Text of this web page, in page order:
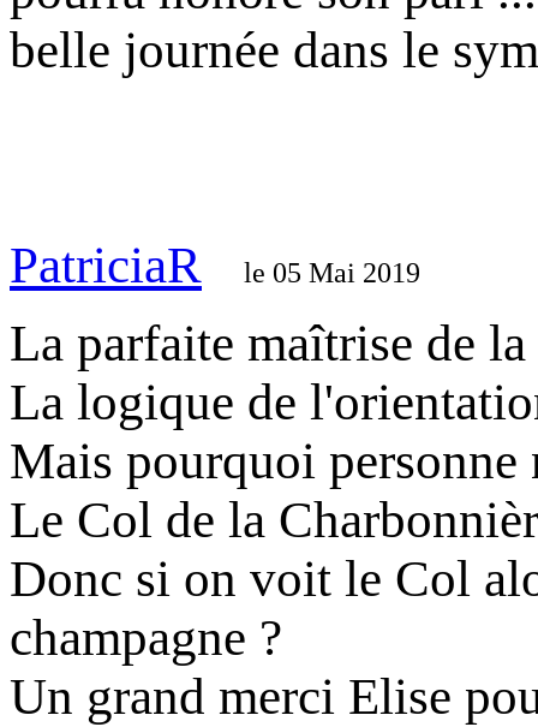
belle journée dans le
PatriciaR le 05 Mai 2019
La parfaite maîtrise de
La logique de
Mais pourquoi
Le Col de la
Donc si on voit le Col
champagne ?
Un grand merci Elise